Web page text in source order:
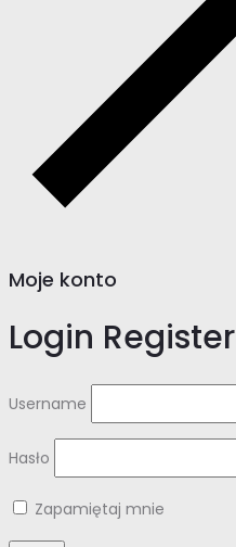
Moje konto
Login Register
Username
Hasło
Zapamiętaj mnie